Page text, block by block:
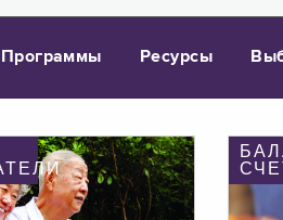
Программы Ресурсы